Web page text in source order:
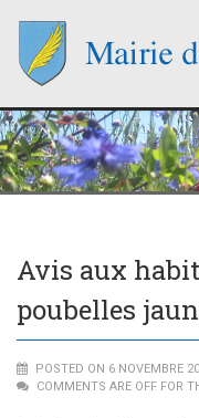
Avis aux
poubelles
POSTED ON 6 NOVEMBRE
COMMENTS ARE OFF FOR